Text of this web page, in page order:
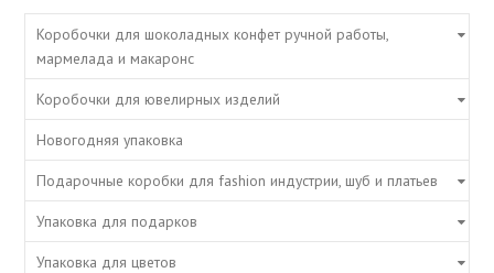
Коробочки для шоколадных конфет ручной работы,
мармелада и макаронс
Коробочки для ювелирных изделий
Новогодняя упаковка
Подарочные коробки для fashion индустрии, шуб и платьев
Упаковка для подарков
Упаковка для цветов